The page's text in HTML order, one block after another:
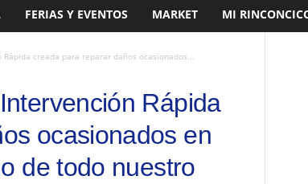
FERIAS Y EVENTOS MARKET MI
Rápida creada para reparar daños ocasionados...
Rápida
ocasionados en
de todo nuestro